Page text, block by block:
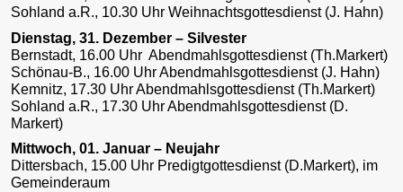
Sohland a.R., 10.30 Uhr Weihnachtsgottesdienst (J. Hahn)
Dienstag, 31. Dezember – Silvester
Bernstadt, 16.00 Uhr Abendmahlsgottesdienst (Th.Markert)
Schönau-B., 16.00 Uhr Abendmahlsgottesdienst (J. Hahn)
Kemnitz, 17.30 Uhr Abendmahlsgottesdienst (Th.Markert)
Sohland a.R., 17.30 Uhr Abendmahlsgottesdienst (D.
Markert)
Mittwoch, 01. Januar – Neujahr
Dittersbach, 15.00 Uhr Predigtgottesdienst (D.Markert), im
Gemeinderaum